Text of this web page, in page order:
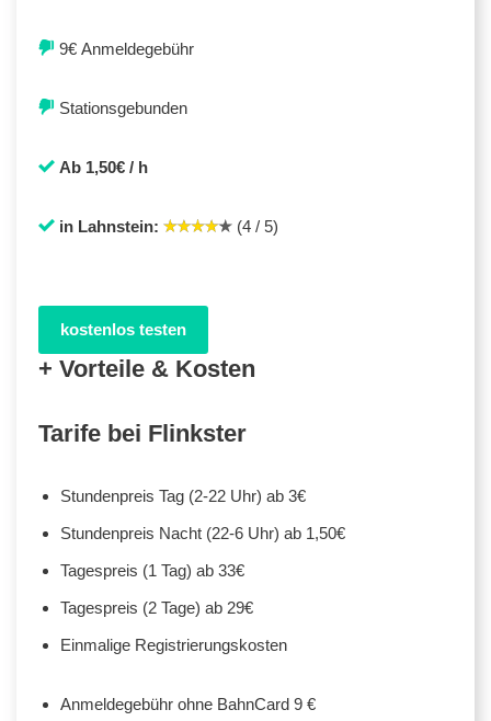
9€ Anmeldegebühr
Stationsgebunden
Ab 1,50€ / h
in Lahnstein: (4 / 5)
kostenlos testen
+ Vorteile & Kosten
Tarife bei Flinkster
Stundenpreis Tag (2-22 Uhr) ab 3€
Stundenpreis Nacht (22-6 Uhr) ab 1,50€
Tagespreis (1 Tag) ab 33€
Tagespreis (2 Tage) ab 29€
Einmalige Registrierungskosten
Anmeldegebühr ohne BahnCard 9 €